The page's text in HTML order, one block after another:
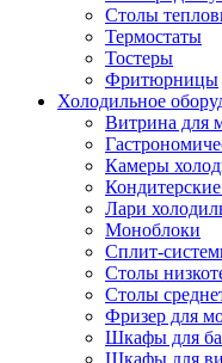
Столы
Термостаты
Тостеры
Фритюрницы
Холодильное
Витрина для
Камеры
Лари
Моноблоки
Сплит-
Столы
Столы
Фризер для
Шкафы для
Шкафы для